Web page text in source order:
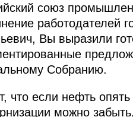
союз
работодателей
Вы выразили
Собранию.
что если нефть
можно